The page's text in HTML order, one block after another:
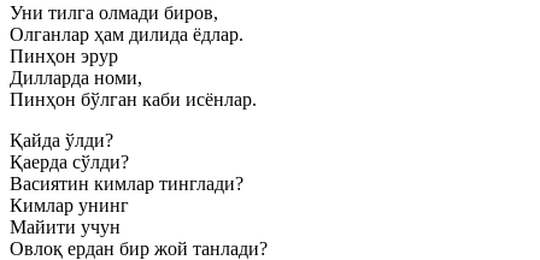
Уни тилга олмади биров,
Олганлар ҳам дилида ёдлар.
Пинҳон эрур
Дилларда номи,
Пинҳон бўлган каби исёнлар.
Қайда ўлди?
Қаерда сўлди?
Васиятин кимлар тинглади?
Кимлар унинг
Майити учун
Овлоқ ердан бир жой танлади?